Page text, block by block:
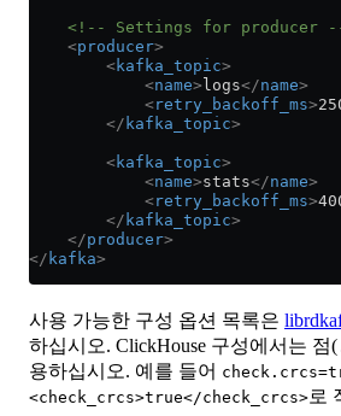
<!-- Settings for producer
    <
producer>
        <
kafka_topic>
            <
name> logs</name>
            <
retry_backoff_ms>
        </
kafka_topic>
        <
kafka_topic>
            <
name>stats</name>
            <
retry_backoff_ms>
        </
kafka_topic>
    </
producer>
</ kafka>
사용 가능한 구성 옵션 목록은
하십시오. ClickHouse 구성에서는 점(
용하십시오. 예를 들어
<check_crcs>true</check_crcs>로